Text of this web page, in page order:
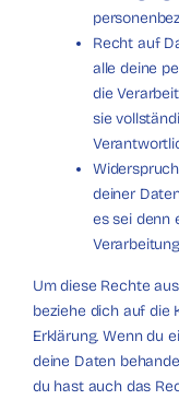
Recht auf
alle deine
die
sie
deiner
es sei denn
Um diese Rechte
beziehe dich auf die
Erklärung. Wenn du
deine Daten
du hast auch das